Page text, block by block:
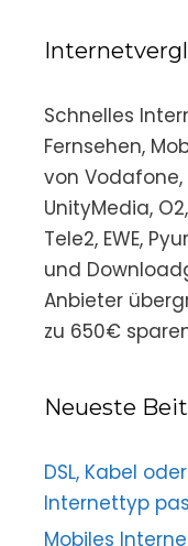
Schnelles
Fernsehen,
von
UnityMedia,
Tele2, EWE,
und
Anbieter
zu 650€
Neueste
DSL, Kabel
Internettyp
Mobiles